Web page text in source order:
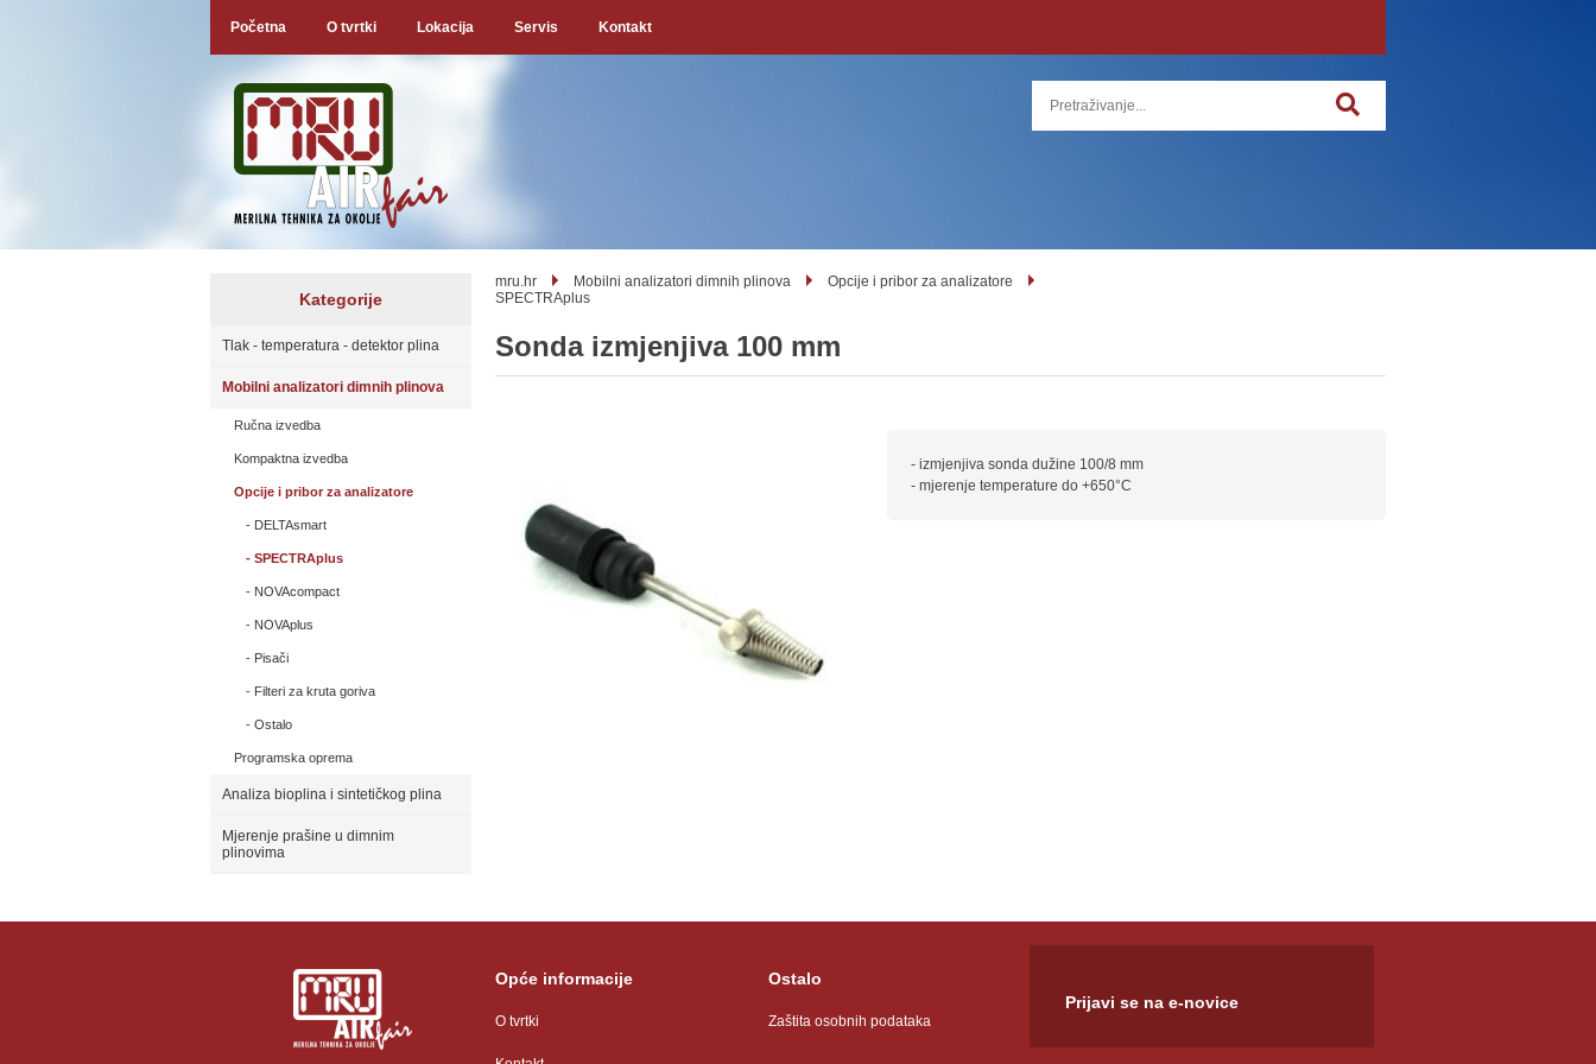
Početna O tvrtki Lokacija Servis Kontakt
Kategorije
Tlak - temperatura - detektor plina
Mobilni analizatori dimnih plinova
Ručna izvedba
Kompaktna izvedba
Opcije i pribor za analizatore
DELTAsmart
SPECTRAplus
NOVAcompact
NOVAplus
Pisači
Filteri za kruta goriva
Ostalo
Programska oprema
Analiza bioplina i sintetičkog plina
Mjerenje prašine u dimnim
plinovima
mru.hr Mobilni analizatori dimnih plinova
Opcije i pribor za analizatore
SPECTRAplus
Sonda izmjenjiva 100 mm
- izmjenjiva sonda dužine 100/8 mm
- mjerenje temperature do +650°C
Opće informacije
O tvrtki
Ostalo
Zaštita osobnih podataka
Prijavi se na e-novice